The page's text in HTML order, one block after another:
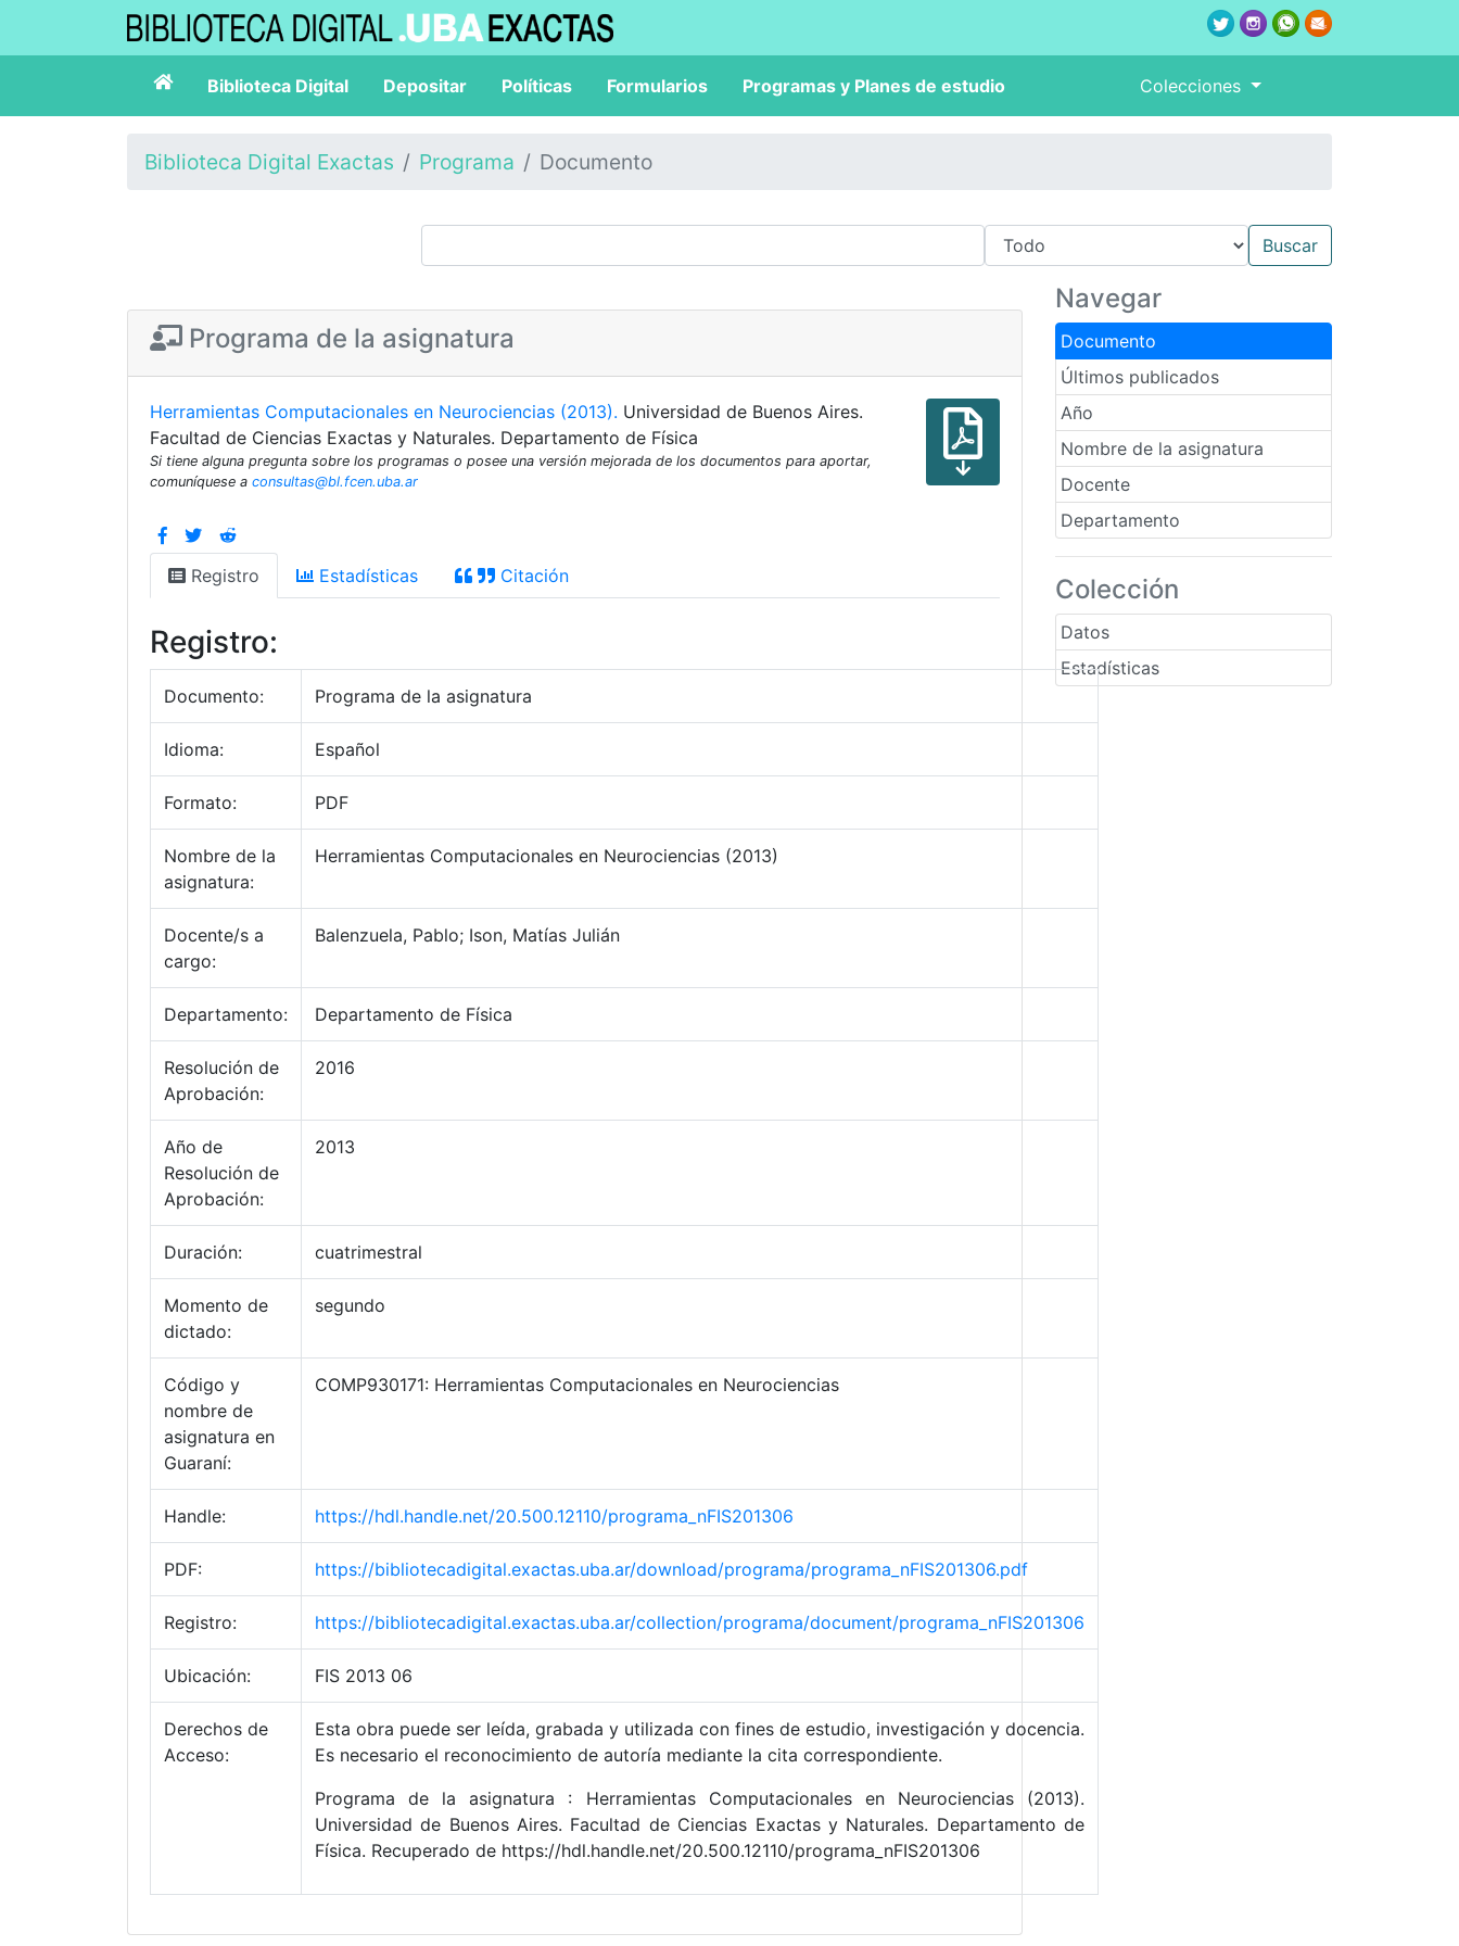
Biblioteca Digital Depositar Políticas Formularios Programas y Planes de estudio Colecciones
Biblioteca Digital Exactas Programa Documento
Navegar
Documento
Últimos publicados
Año
Nombre de la asignatura
Docente
Departamento
Colección
Datos
Estadísticas
Programa de la asignatura
Herramientas Computacionales en Neurociencias (2013). Universidad de Buenos Aires.
Facultad de Ciencias Exactas y Naturales. Departamento de Física
Si tiene alguna pregunta sobre los programas o posee una versión mejorada de los documentos para aportar,
comuníquese a consultas@bl.fcen.uba.ar
Registro Estadísticas Citación
Registro:
Documento: Programa de la asignatura
Idioma: Español
Formato: PDF
Nombre de la
asignatura:
Herramientas Computacionales en Neurociencias (2013)
Docente/s a
cargo:
Balenzuela, Pablo; Ison, Matías Julián
Departamento: Departamento de Física
Resolución de
Aprobación:
2016
Año de
Resolución de
Aprobación:
2013
Duración: cuatrimestral
Momento de
dictado:
segundo
Código y
nombre de
asignatura en
Guaraní:
COMP930171: Herramientas Computacionales en Neurociencias
Handle: https://hdl.handle.net/20.500.12110/programa_nFIS201306
PDF: https://bibliotecadigital.exactas.uba.ar/download/programa/programa_nFIS201306.pdf
Registro: https://bibliotecadigital.exactas.uba.ar/collection/programa/document/programa_nFIS201306
Ubicación: FIS 2013 06
Derechos de
Acceso:
Esta obra puede ser leída, grabada y utilizada con fines de estudio, investigación y docencia.
Es necesario el reconocimiento de autoría mediante la cita correspondiente.
Programa de la asignatura : Herramientas Computacionales en Neurociencias (2013).
Universidad de Buenos Aires. Facultad de Ciencias Exactas y Naturales. Departamento de
Física. Recuperado de https://hdl.handle.net/20.500.12110/programa_nFIS201306